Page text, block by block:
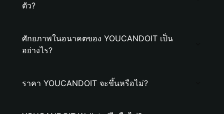
ตัว?
ศักยภาพในอนาคตของ YOUCANDOIT เป็น
อย่างไร?
ราคา YOUCANDOIT จะขึ้นหรือไม่?